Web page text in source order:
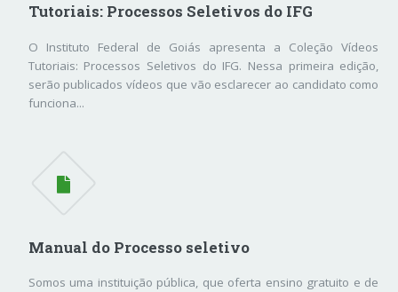
Tutoriais: Processos Seletivos do IFG
O Instituto Federal de Goiás apresenta a Coleção Vídeos
Tutoriais: Processos Seletivos do IFG. Nessa primeira edição,
serão publicados vídeos que vão esclarecer ao candidato como
funciona...
Manual do Processo seletivo
Somos uma instituição pública, que oferta ensino gratuito e de